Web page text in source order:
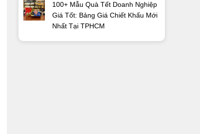
100+ Mẫu Quà Tết Doanh Nghiệp
Giá Tốt: Bảng Giá Chiết Khấu Mới
Nhất Tại TPHCM